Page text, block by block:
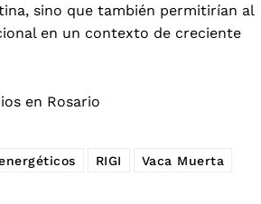
sino que también permitirían al
en un contexto de creciente
en Rosario
RIGI Vaca Muerta